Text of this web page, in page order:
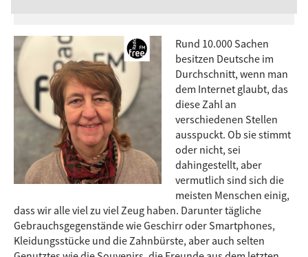
Rund 10.000 Sachen
besitzen Deutsche im
Durchschnitt, wenn man
dem Internet glaubt, das
diese Zahl an
verschiedenen Stellen
ausspuckt. Ob sie stimmt
oder nicht, sei
dahingestellt, aber
vermutlich sind sich die
meisten Menschen einig,
dass wir alle viel zu viel Zeug haben. Darunter tägliche
Gebrauchsgegenstände wie Geschirr oder Smartphones,
Kleidungsstücke und die Zahnbürste, aber auch selten